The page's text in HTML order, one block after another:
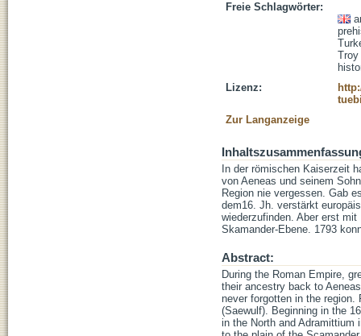
Freie Schlagwörter:
Troy
Lizenz:
Zur Langanzeige
In der römischen Kaiserzeit
von Aeneas und seinem
Region nie vergessen. Gab
dem16. Jh. verstärkt
wiederzufinden. Aber erst
Skamander-Ebene. 1793
Abstract:
During the Roman Empire,
their ancestry back to
never forgotten in the
(Saewulf). Beginning in the
in the North and Adramittium